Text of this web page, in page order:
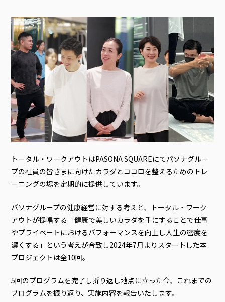
トータル・ワークアウトはPASONA SQUAREにてパソナグルー
プの社員の皆さまに向けたカラダとココロを整えるためのトレ
ーニングの場を定期的に提供しています。
パソナグループの健康経営に対する考えと、トータル・ワーク
アウトが提唱する「健康で美しいカラダを手にすることで仕事
やプライベートにおけるパフォーマンスを向上し人生の密度を
濃くする」という考えが合致し2024年7月よりスタートした本
プロジェクトは全10回。
5回のプログラムを完了し折り返し地点に立った今、これまでの
プログラムを振り返り、実施内容を報告いたします。